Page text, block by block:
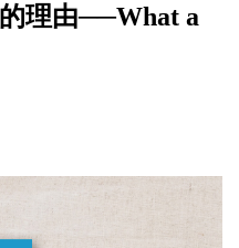
理由──What a